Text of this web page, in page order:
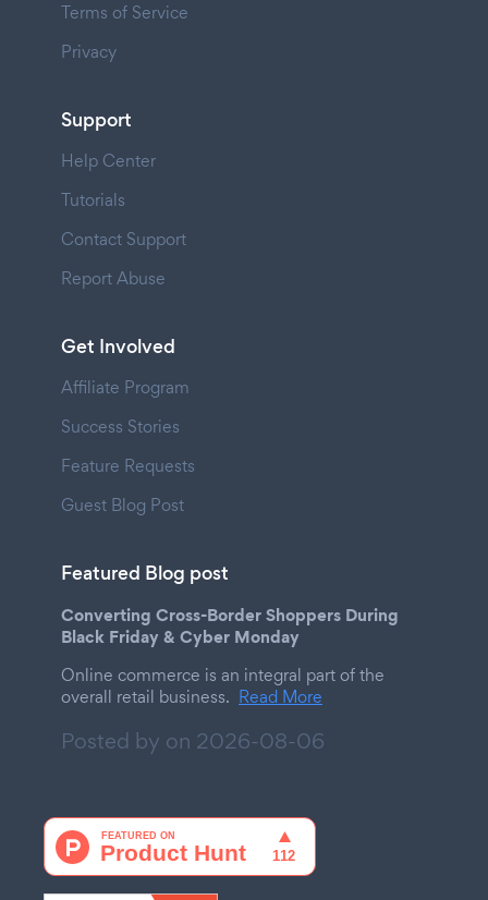
Terms of Service
Privacy
Support
Help Center
Tutorials
Contact Support
Report Abuse
Get Involved
Affiliate Program
Success Stories
Feature Requests
Guest Blog Post
Featured Blog post
Converting Cross-Border Shoppers During
Black Friday & Cyber Monday
Online commerce is an integral part of the
overall retail business. Read More
Posted by on 2026-08-06